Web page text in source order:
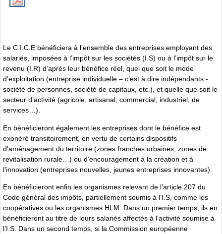
Le C.I.C.E bénéficiera à l’ensemble des entreprises employant des
salariés, imposées à l’impôt sur les sociétés (I.S) ou à l’impôt sur le
revenu (I.R) d’après leur bénéfice réel, quel que soit le mode
d’exploitation (entreprise individuelle – c’est à dire indépendants -
société de personnes, société de capitaux, etc.), et quelle que soit le
secteur d’activité (agricole, artisanal, commercial, industriel, de
services…).
En bénéficieront également les entreprises dont le bénéfice est
exonéré transitoirement, en vertu de certains dispositifs
d’aménagement du territoire (zones franches urbaines, zones de
revitalisation rurale…) ou d’encouragement à la création et à
l’innovation (entreprises nouvelles, jeunes entreprises innovantes).
En bénéficieront enfin les organismes relevant de l’article 207 du
Code général des impôts, partiellement soumis à l’I.S, comme les
coopératives ou les organismes HLM. Dans un premier temps, ils en
bénéficieront au titre de leurs salariés affectés à l’activité soumise à
l’I.S. Dans un second temps, si la Commission européenne